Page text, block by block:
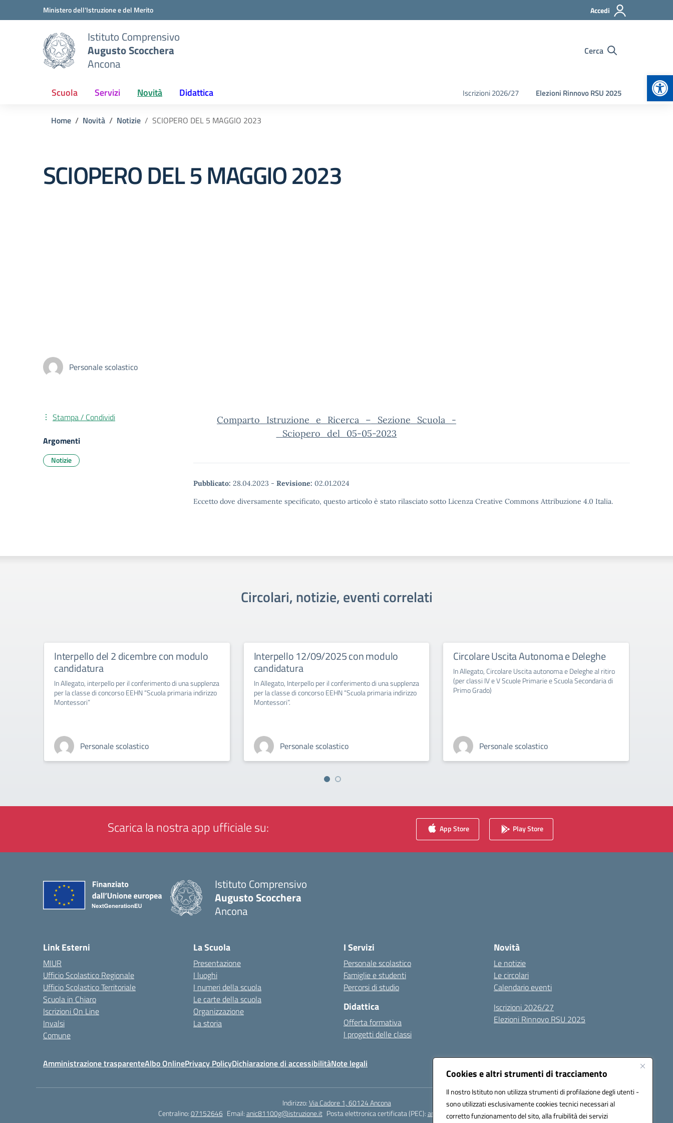
Cookies e altri strumenti di tracciamento
Il nostro Istituto non utilizza strumenti di profilazione degli utenti -
sono utilizzati esclusivamente cookies tecnici necessari al
corretto funzionamento del sito, alla fruibilità dei servizi
Vai ai contenuti
Vai al menu di navigazioneMinistero dell'Istruzione e del Merito Accedi
Istituto Comprensivo
Augusto Scocchera
Ancona
Cerca
Scuola Servizi Novità Didattica Iscrizioni 2026/27 Elezioni Rinnovo RSU 2025
Home Novità Notizie SCIOPERO DEL 5 MAGGIO 2023
SCIOPERO DEL 5 MAGGIO 2023
Personale scolastico
Comparto_Istruzione_e_Ricerca_–_Sezione_Scuola_-
_Sciopero_del_05-05-2023
Pubblicato: 28.04.2023 - Revisione: 02.01.2024
Eccetto dove diversamente specificato, questo articolo è stato rilasciato sotto Licenza Creative Commons Attribuzione 4.0 Italia.
Stampa / Condividi
Argomenti
Notizie
Circolari, notizie, eventi correlati
Interpello del 2 dicembre con modulo
candidatura
In Allegato, interpello per il conferimento di una supplenza
per la classe di concorso EEHN “Scuola primaria indirizzo
Montessori”
Personale scolastico
Interpello 12/09/2025 con modulo
candidatura
In Allegato, Interpello per il conferimento di una supplenza
per la classe di concorso EEHN “Scuola primaria indirizzo
Montessori”.
Personale scolastico
Circolare Uscita Autonoma e Deleghe
In Allegato, Circolare Uscita autonoma e Deleghe al ritiro
(per classi IV e V Scuole Primarie e Scuola Secondaria di
Primo Grado)
Personale scolastico
Scarica la nostra app ufficiale su: App Store Play Store
Istituto Comprensivo
Augusto Scocchera
Ancona
Link Esterni
MIUR
Ufficio Scolastico Regionale
Ufficio Scolastico Territoriale
Scuola in Chiaro
Iscrizioni On Line
Invalsi
Comune
La Scuola
Presentazione
I luoghi
I numeri della scuola
Le carte della scuola
Organizzazione
La storia
I Servizi
Personale scolastico
Famiglie e studenti
Percorsi di studio
Didattica
Offerta formativa
I progetti delle classi
Novità
Le notizie
Le circolari
Calendario eventi
Iscrizioni 2026/27
Elezioni Rinnovo RSU 2025
Amministrazione trasparenteAlbo OnlinePrivacy PolicyDichiarazione di accessibilitàNote legali
Indirizzo:Via Cadore 1, 60124 Ancona
Centralino:07152646 Email:anic81100g@istruzione.it Posta elettronica certificata (PEC):anic81100g@pec.istruzione.it